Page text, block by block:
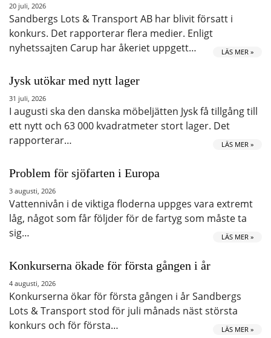
20 juli, 2026
Sandbergs Lots & Transport AB har blivit försatt i
konkurs. Det rapporterar flera medier. Enligt
nyhetssajten Carup har åkeriet uppgett…
LÄS MER »
Jysk utökar med nytt lager
31 juli, 2026
I augusti ska den danska möbeljätten Jysk få tillgång till
ett nytt och 63 000 kvadratmeter stort lager. Det
rapporterar…
LÄS MER »
Problem för sjöfarten i Europa
3 augusti, 2026
Vattennivån i de viktiga floderna uppges vara extremt
låg, något som får följder för de fartyg som måste ta
sig…
LÄS MER »
Konkurserna ökade för första gången i år
4 augusti, 2026
Konkurserna ökar för första gången i år Sandbergs
Lots & Transport stod för juli månads näst största
konkurs och för första…
LÄS MER »